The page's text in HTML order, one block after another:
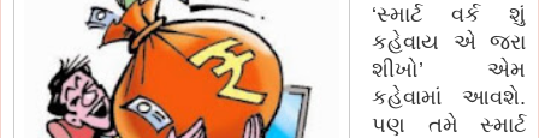
‘સ્માર્ટ વર્ક શું
કહેવાય એ જરા
શીખો’ એમ
કહેવામાં આવશે.
પણ તમે સ્માર્ટ